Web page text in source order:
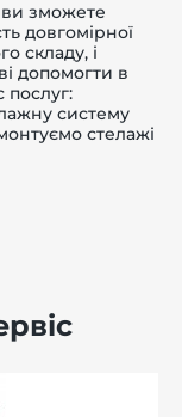
ви зможете
довгомірної
складу, і
допомогти в
систему
стелажі